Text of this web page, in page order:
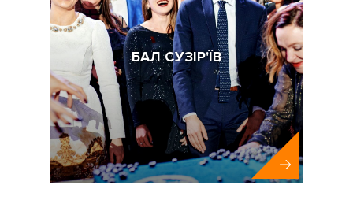
БАЛ СУЗІР'ЇВ